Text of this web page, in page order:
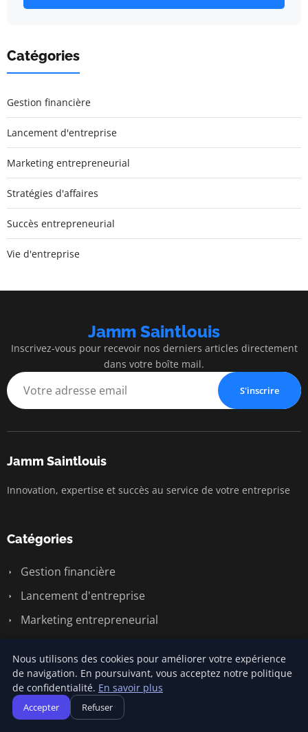
Catégories
Gestion financière
Lancement d'entreprise
Marketing entrepreneurial
Stratégies d'affaires
Succès entrepreneurial
Vie d'entreprise
Jamm Saintlouis
Inscrivez-vous pour recevoir nos derniers articles directement
dans votre boîte mail.
S'inscrire
Jamm Saintlouis
Innovation, expertise et succès au service de votre entreprise
Catégories
Gestion financière
Lancement d'entreprise
Marketing entrepreneurial
Succès entrepreneurial
Vie d'entreprise
Nous utilisons des cookies pour améliorer votre expérience
de navigation. En poursuivant, vous acceptez notre politique
de confidentialité. En savoir plus
Accepter Refuser